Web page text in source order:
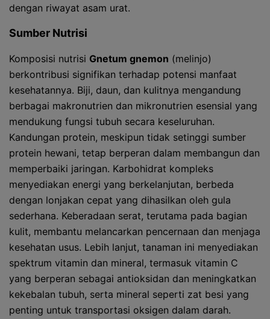
dengan riwayat asam urat.
Sumber Nutrisi
Komposisi nutrisi Gnetum gnemon (melinjo)
berkontribusi signifikan terhadap potensi manfaat
kesehatannya. Biji, daun, dan kulitnya mengandung
berbagai makronutrien dan mikronutrien esensial yang
mendukung fungsi tubuh secara keseluruhan.
Kandungan protein, meskipun tidak setinggi sumber
protein hewani, tetap berperan dalam membangun dan
memperbaiki jaringan. Karbohidrat kompleks
menyediakan energi yang berkelanjutan, berbeda
dengan lonjakan cepat yang dihasilkan oleh gula
sederhana. Keberadaan serat, terutama pada bagian
kulit, membantu melancarkan pencernaan dan menjaga
kesehatan usus. Lebih lanjut, tanaman ini menyediakan
spektrum vitamin dan mineral, termasuk vitamin C
yang berperan sebagai antioksidan dan meningkatkan
kekebalan tubuh, serta mineral seperti zat besi yang
penting untuk transportasi oksigen dalam darah.